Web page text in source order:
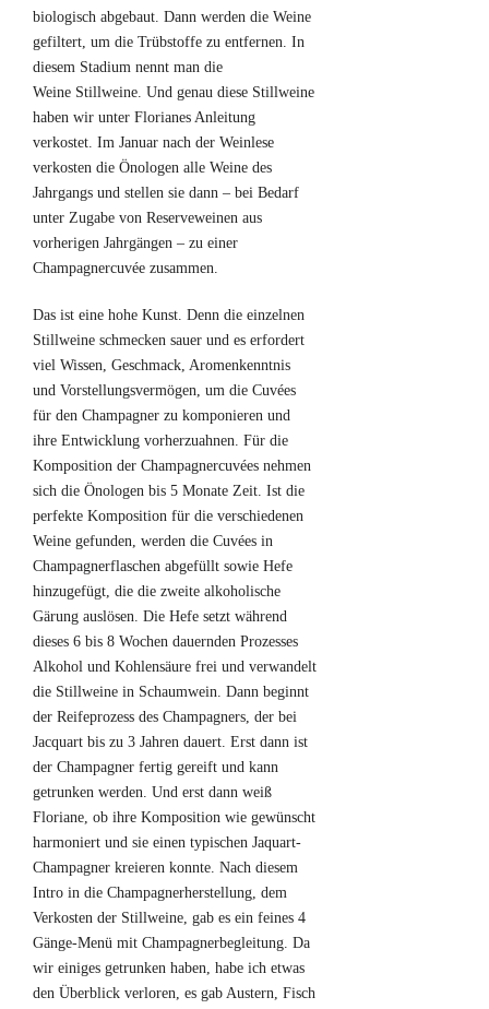
biologisch abgebaut. Dann werden die Weine
gefiltert, um die Trübstoffe zu entfernen. In
diesem Stadium nennt man die
Weine Stillweine. Und genau diese Stillweine
haben wir unter Florianes Anleitung
verkostet. Im Januar nach der Weinlese
verkosten die Önologen alle Weine des
Jahrgangs und stellen sie dann – bei Bedarf
unter Zugabe von Reserveweinen aus
vorherigen Jahrgängen – zu einer
Champagnercuvée zusammen.
Das ist eine hohe Kunst. Denn die einzelnen
Stillweine schmecken sauer und es erfordert
viel Wissen, Geschmack, Aromenkenntnis
und Vorstellungsvermögen, um die Cuvées
für den Champagner zu komponieren und
ihre Entwicklung vorherzuahnen. Für die
Komposition der Champagnercuvées nehmen
sich die Önologen bis 5 Monate Zeit. Ist die
perfekte Komposition für die verschiedenen
Weine gefunden, werden die Cuvées in
Champagnerflaschen abgefüllt sowie Hefe
hinzugefügt, die die zweite alkoholische
Gärung auslösen. Die Hefe setzt während
dieses 6 bis 8 Wochen dauernden Prozesses
Alkohol und Kohlensäure frei und verwandelt
die Stillweine in Schaumwein. Dann beginnt
der Reifeprozess des Champagners, der bei
Jacquart bis zu 3 Jahren dauert. Erst dann ist
der Champagner fertig gereift und kann
getrunken werden. Und erst dann weiß
Floriane, ob ihre Komposition wie gewünscht
harmoniert und sie einen typischen Jaquart-
Champagner kreieren konnte. Nach diesem
Intro in die Champagnerherstellung, dem
Verkosten der Stillweine, gab es ein feines 4
Gänge-Menü mit Champagnerbegleitung. Da
wir einiges getrunken haben, habe ich etwas
den Überblick verloren, es gab Austern, Fisch